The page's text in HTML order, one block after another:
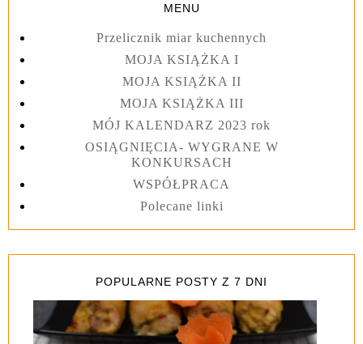
MENU
Przelicznik miar kuchennych
MOJA KSIĄŻKA I
MOJA KSIĄŻKA II
MOJA KSIĄŻKA III
MÓJ KALENDARZ 2023 rok
OSIĄGNIĘCIA- WYGRANE W
KONKURSACH
WSPÓŁPRACA
Polecane linki
POPULARNE POSTY Z 7 DNI